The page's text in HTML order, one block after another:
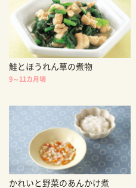
鮭とほうれん草の煮物
9～11カ月頃
かれいと野菜のあんかけ煮